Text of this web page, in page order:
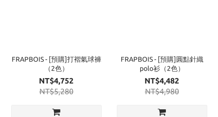
FRAPBOIS - [預購]打褶氣球褲
（2色）
NT$4,752
NT$5,280
FRAPBOIS - [預購]圓點針織
polo衫（2色）
NT$4,482
NT$4,980